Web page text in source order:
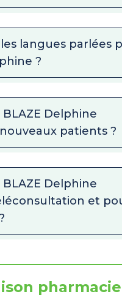
langues parlées
?
Delphine
patients ?
Delphine
et